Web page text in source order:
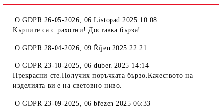
OGDPR 26-05-2026, 06 Listopad 2025 10:08
Кърпите са страхотни! Доставка бърза!
OGDPR 28-04-2026, 09 Říjen 2025 22:21
OGDPR 23-10-2025, 06 duben 2025 14:14
Прекрасни сте.Получих поръчката бързо.Качеството на
изделията ви е на световно ниво.
OGDPR 23-09-2025, 06 březen 2025 06:33